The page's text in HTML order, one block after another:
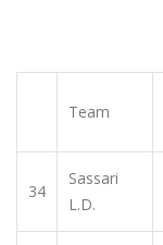
Team
34
Sassari
L.D.